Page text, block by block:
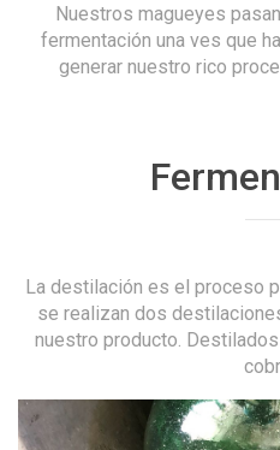
Nuestros magueyes
fermentación una ves que
generar nuestro rico
La destilación es el proceso
se realizan dos
nuestro producto.